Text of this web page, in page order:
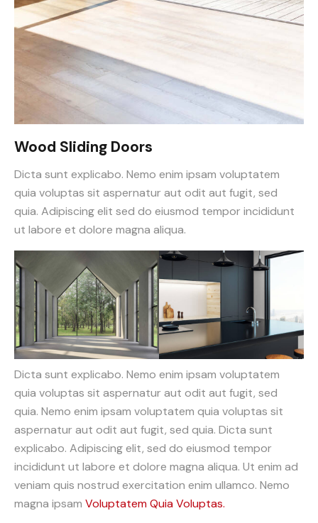
Wood Sliding Doors
Dicta sunt explicabo. Nemo enim ipsam voluptatem
quia voluptas sit aspernatur aut odit aut fugit, sed
quia. Adipiscing elit sed do eiusmod tempor incididunt
ut labore et dolore magna aliqua.
Dicta sunt explicabo. Nemo enim ipsam voluptatem
quia voluptas sit aspernatur aut odit aut fugit, sed
quia. Nemo enim ipsam voluptatem quia voluptas sit
aspernatur aut odit aut fugit, sed quia. Dicta sunt
explicabo. Adipiscing elit, sed do eiusmod tempor
incididunt ut labore et dolore magna aliqua. Ut enim ad
veniam quis nostrud exercitation enim ullamco. Nemo
magna ipsam Voluptatem Quia Voluptas.